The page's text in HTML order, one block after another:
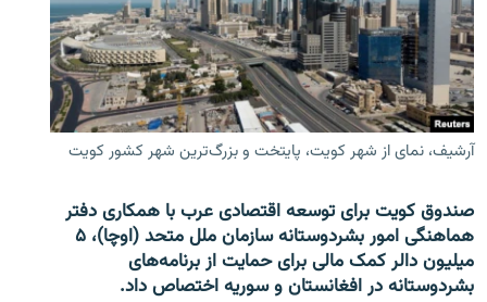
آرشیف، نمای از شهر کویت، پایتخت و بزرگ‌ترین شهر کشور کویت
صندوق کویت برای توسعه اقتصادی عرب با همکاری دفتر
هماهنگی امور بشردوستانه سازمان ملل متحد (اوچا)، ۵
میلیون دالر کمک مالی برای حمایت از برنامه‌های
بشردوستانه در افغانستان و سوریه اختصاص داد.